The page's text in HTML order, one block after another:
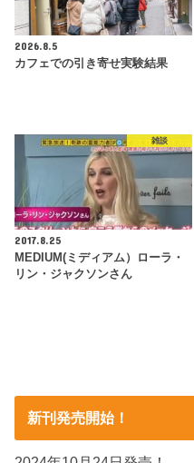
2026.8.5
カフェでの引き寄せ実験結果
雑談
2017.8.25
MEDIUM(ミディアム）ローラ・
リン・ジャクソンさん
新刊発売開始！